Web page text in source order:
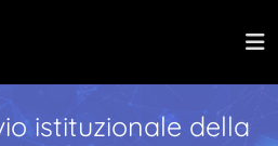
istituzionale della